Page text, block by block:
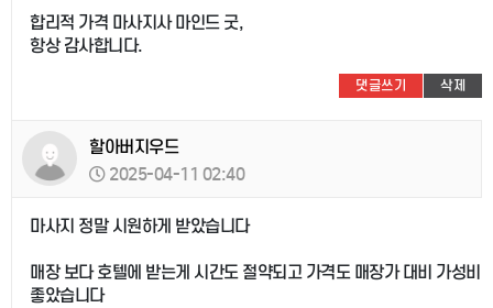
합리적 가격 마사지사 마인드 굿,
항상 감사합니다.
댓글쓰기 삭제
할아버지우드
2025-04-11 02:40
마사지 정말 시원하게 받았습니다
매장 보다 호텔에 받는게 시간도 절약되고 가격도 매장가 대비 가성비
좋았습니다